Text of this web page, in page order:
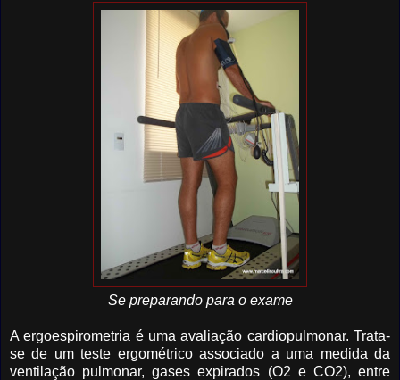
Se preparando para o exame
A ergoespirometria é uma avaliação cardiopulmonar. Trata-
se de um teste ergométrico associado a uma medida da
ventilação pulmonar, gases expirados (O2 e CO2), entre